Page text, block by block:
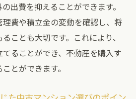
出費を抑えることができます。
理費や積立金の変動を確認し、将
ことも大切です。これにより、
ることができ、不動産を購入す
とができます。